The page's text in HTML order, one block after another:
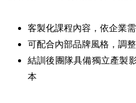
客製化課程內容，依企業
可配合內部品牌風格，調
結訓後團隊具備獨立產製
本